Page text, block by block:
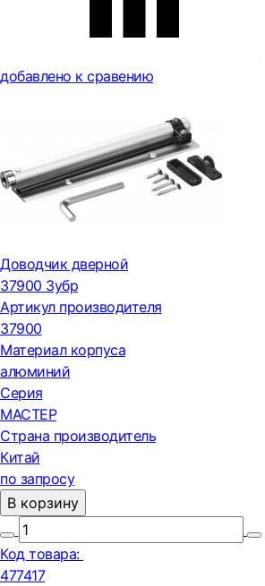
добавлено к сравению
Доводчик дверной
37900 Зубр
Артикул производителя
37900
Материал корпуса
алюминий
Серия
МАСТЕР
Страна производитель
Китай
по запросу
В корзину
Код товара:
477417